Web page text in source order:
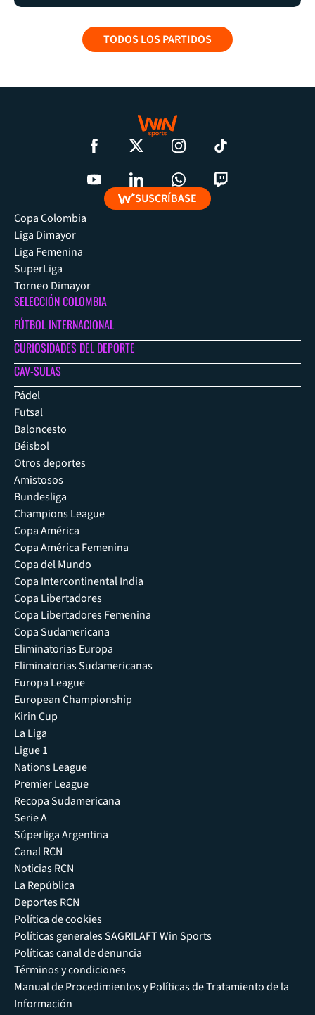
TODOS LOS PARTIDOS
SUSCRÍBASE
Copa Colombia
Liga Dimayor
Liga Femenina
SuperLiga
Torneo Dimayor
SELECCIÓN COLOMBIA
FÚTBOL INTERNACIONAL
CURIOSIDADES DEL DEPORTE
CAV-SULAS
Pádel
Futsal
Baloncesto
Béisbol
Otros deportes
Amistosos
Bundesliga
Champions League
Copa América
Copa América Femenina
Copa del Mundo
Copa Intercontinental India
Copa Libertadores
Copa Libertadores Femenina
Copa Sudamericana
Eliminatorias Europa
Eliminatorias Sudamericanas
Europa League
European Championship
Kirin Cup
La Liga
Ligue 1
Nations League
Premier League
Recopa Sudamericana
Serie A
Súperliga Argentina
Canal RCN
Noticias RCN
La República
Deportes RCN
Política de cookies
Políticas generales SAGRILAFT Win Sports
Políticas canal de denuncia
Términos y condiciones
Manual de Procedimientos y Políticas de Tratamiento de la
Información